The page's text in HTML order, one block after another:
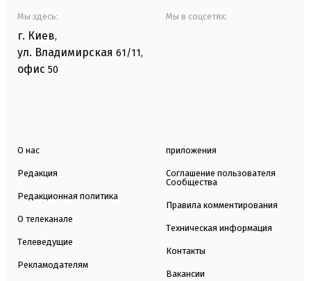
Мы здесь:
г. Киев,
ул. Владимирская 61/11,
офис 50
Мы в соцсетях:
О нас
Редакция
Редакционная политика
О телеканале
Телеведущие
Рекламодателям
приложения
Соглашение пользователя
Сообщества
Правила комментирования
Техническая информация
Контакты
Вакансии